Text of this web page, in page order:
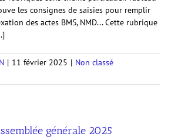
les consignes de saisies pour remplir
des actes BMS, NMD... Cette rubrique
| 11 février 2025 | Non classé
générale 2025